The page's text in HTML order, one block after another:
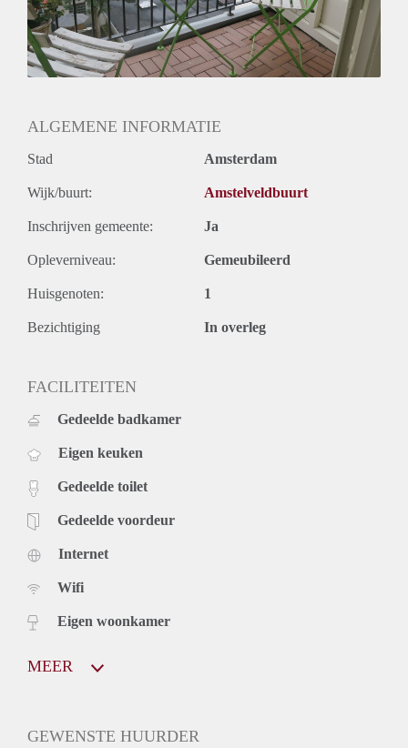
ALGEMENE INFORMATIE
Stad Amsterdam
Wijk/buurt: Amstelveldbuurt
Inschrijven gemeente: Ja
Opleverniveau: Gemeubileerd
Huisgenoten: 1
Bezichtiging In overleg
FACILITEITEN
Gedeelde badkamer
Eigen keuken
Gedeelde toilet
Gedeelde voordeur
Internet
Wifi
Eigen woonkamer
MEER
GEWENSTE HUURDER